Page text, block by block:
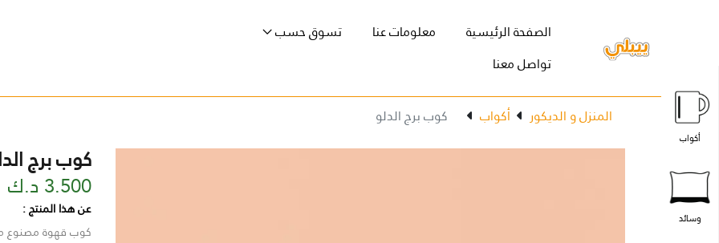
أكواب
وسائد
الصفحة الرئيسية
(current) معلومات عنا
تسوق حسب
تواصل معنا
المنزل و الديكور أكواب كوب برج الدلو
كوب برج
3.500 د.ك
عن هذا المنتج :
كوب قهوة مصنوع